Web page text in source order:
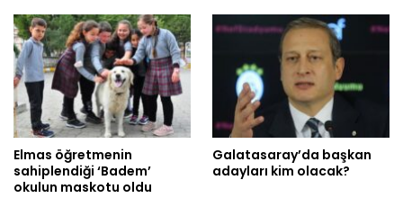
Elmas öğretmenin
sahiplendiği ‘Badem’
okulun maskotu oldu
Galatasaray’da başkan
adayları kim olacak?